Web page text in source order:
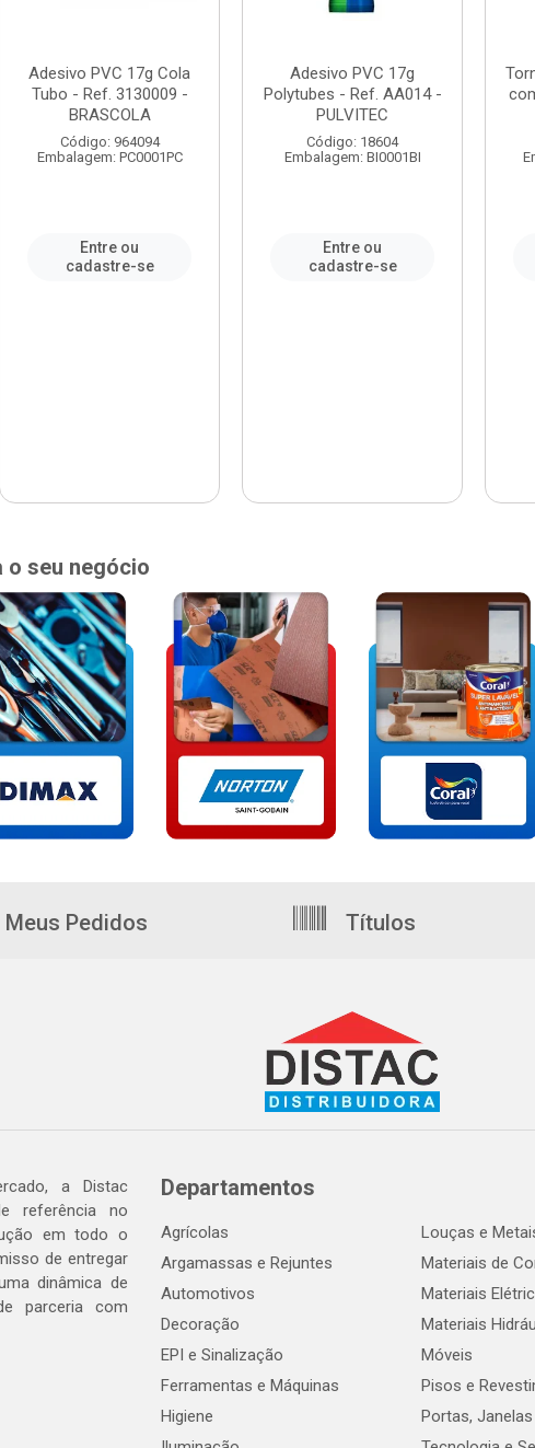
Adesivo PVC 17g Cola
Tubo - Ref. 3130009 -
BRASCOLA
Código: 964094
Embalagem: PC0001PC
Entre ou
cadastre-se
Adesivo PVC 17g
Polytubes - Ref. AA014 -
PULVITEC
Código: 18604
Embalagem: BI0001BI
Entre ou
cadastre-se
o seu negócio
Meus Pedidos Títulos
a Distac
referência no
em todo o
de entregar
dinâmica de
parceria com
Departamentos
Agrícolas
Argamassas e Rejuntes
Automotivos
Decoração
EPI e Sinalização
Ferramentas e Máquinas
Higiene
Louças e
Materiais de
Materiais
Materiais
Móveis
Pisos e
Portas,